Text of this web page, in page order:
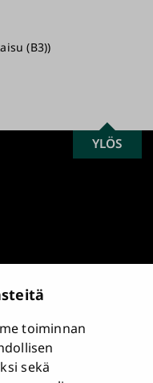
toiminnan
sekä
(B3))
SCROLL
TO
YLÖS